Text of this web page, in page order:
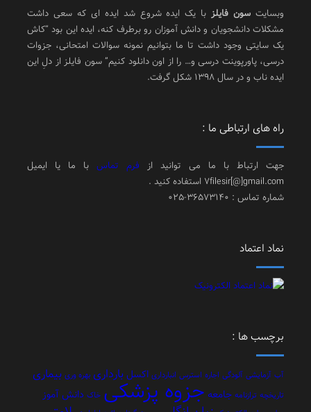
وبسایت سون فایلزبا یک ایده شروع شد ایده ای که سعی داشت
مشکلات دانشجویان و دانش آموزان رو برطرف کنه، ایده این بود “کاش
یک سایتی وجود داشت تا ما بتوانیم نمونه سوالات امتحانی، جزوات
درسی، پاورپوینت درسی و… را از اون دانلود کنیم” سون فایلز از دلِ این
ایده ناب و در سال 1398 شکل گرفت.
راه های ارتباطی ما :
جهت ارتباط با ما می توانید از فرم تماس با ما یا ایمیل
7filesir[@]gmail.com استفاده کنید .
شماره تماس : 36573140-025
نماد اعتماد
برچسب ها :
آب آزمایشی آلودگی اجاره استرس انبارداری اکسلبارداری بهره وری بیماری
تاریخچه ترازنامه جامعه جزوه پزشکی خاک دانش آموز